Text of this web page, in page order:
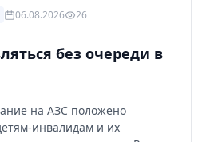
06.08.2026 26
без очереди в
на АЗС положено
инвалидам и их